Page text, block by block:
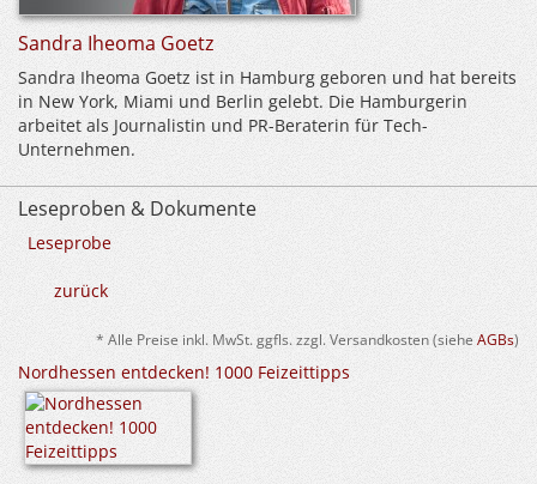
Sandra Iheoma Goetz
Sandra Iheoma Goetz ist in Hamburg geboren und hat bereits
in New York, Miami und Berlin gelebt. Die Hamburgerin
arbeitet als Journalistin und PR-Beraterin für Tech-
Unternehmen.
Leseproben & Dokumente
Leseprobe
zurück
* Alle Preise inkl. MwSt. ggfls. zzgl. Versandkosten (siehe AGBs)
Nordhessen entdecken! 1000 Feizeittipps